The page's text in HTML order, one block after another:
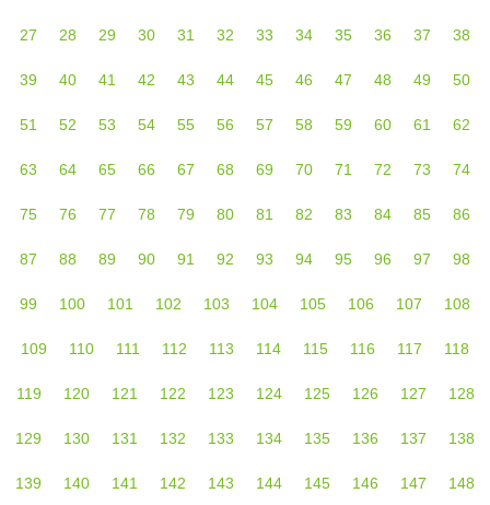
27 28 29 30 31 32 33 34 35 36 37 38
39 40 41 42 43 44 45 46 47 48 49 50
51 52 53 54 55 56 57 58 59 60 61 62
63 64 65 66 67 68 69 70 71 72 73 74
75 76 77 78 79 80 81 82 83 84 85 86
87 88 89 90 91 92 93 94 95 96 97 98
99 100 101 102 103 104 105 106 107 108
109 110 111 112 113 114 115 116 117 118
119 120 121 122 123 124 125 126 127 128
129 130 131 132 133 134 135 136 137 138
139 140 141 142 143 144 145 146 147 148